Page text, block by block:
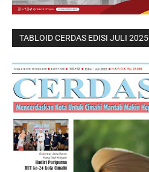
TABLOID CERDAS EDISI JULI 2025